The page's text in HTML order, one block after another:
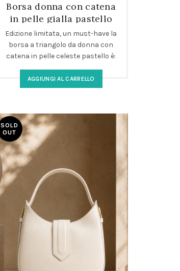
Borsa donna con catena
in pelle gialla pastello
triangolare
Edizione limitata, un must-have la
borsa a triangolo da donna con
catena in pelle celeste pastello è:
praticità in una borsa a triangolo
donna con catena, realizzata a
Perfetta come borsa a spalla
compatta ed elegante per ogni
occasione. Design moderno,
dettagli sartoriali e doppia tracolla
per uno stile versatile e raffinato.
AGGIUNGI AL CARRELLO
SOLD
OUT